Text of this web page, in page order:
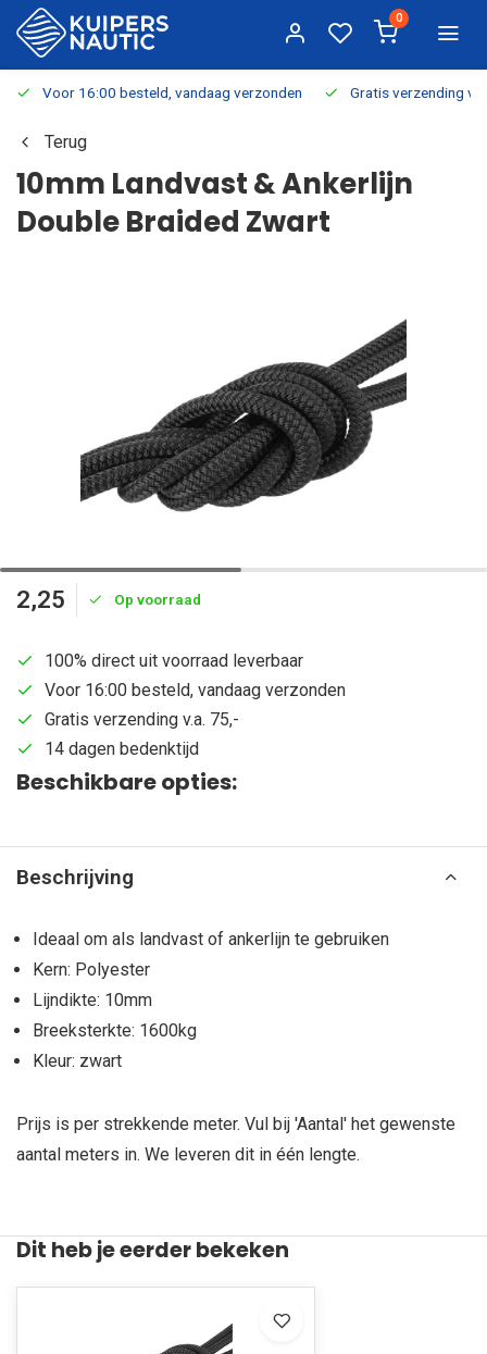
0
Voor 16:00 besteld, vandaag verzonden Gratis verzending
Terug
10mm Landvast & Ankerlijn
Double Braided Zwart
2,25 Op voorraad
100% direct uit voorraad leverbaar
Voor 16:00 besteld, vandaag verzonden
Gratis verzending v.a. 75,-
14 dagen bedenktijd
Beschikbare opties:
Beschrijving
Ideaal om als landvast of ankerlijn te gebruiken
Kern: Polyester
Lijndikte: 10mm
Breeksterkte: 1600kg
Kleur: zwart
Prijs is per strekkende meter. Vul bij 'Aantal' het gewenste
aantal meters in. We leveren dit in één lengte.
Dit heb je eerder bekeken